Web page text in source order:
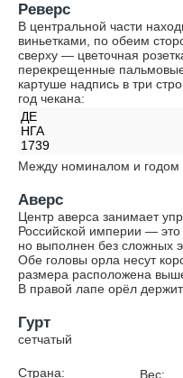
Реверс
В центральной части
виньетками, по обеим
сверху — цветочная
перекрещенные
картуше надпись в три
год чекана:
ДЕ
НГА
1739
Между номиналом и годом
Аверс
Центр аверса занимает
Российской империи —
но выполнен без сложных
Обе головы орла несут
размера расположена
В правой лапе орёл
Гурт
сетчатый
Страна:
Вес: